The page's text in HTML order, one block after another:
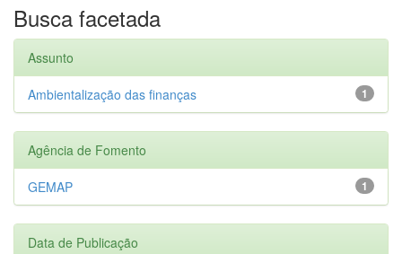
Busca facetada
Assunto
1
Ambientalização das finanças
Agência de Fomento
1
GEMAP
Data de Publicação